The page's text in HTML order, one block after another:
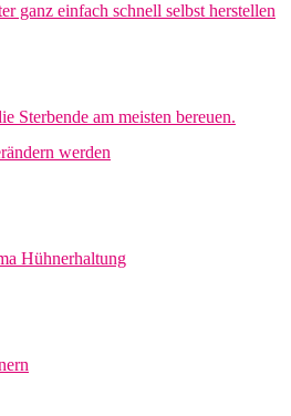
ganz einfach schnell selbst herstellen
Sterbende am meisten bereuen.
werden
Hühnerhaltung